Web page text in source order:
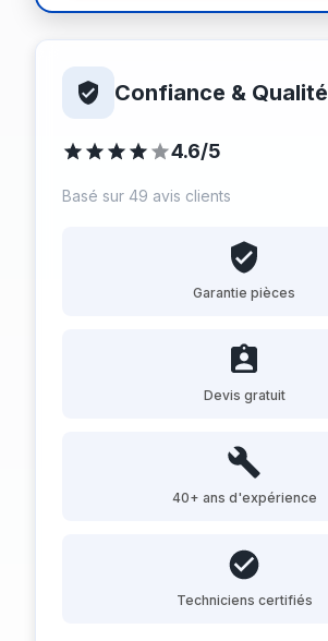
Confiance & Qualité
4.6/5
Basé sur 49 avis clients
Garantie pièces
Devis gratuit
40+ ans d'expérience
Techniciens certifiés